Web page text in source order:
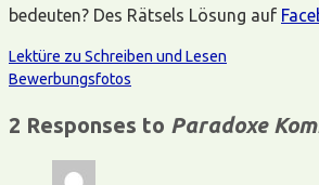
bedeuten? Des Rätsels Lösung auf
Lektüre zu Schreiben und Lesen
Bewerbungsfotos
2 Responses to Paradoxe